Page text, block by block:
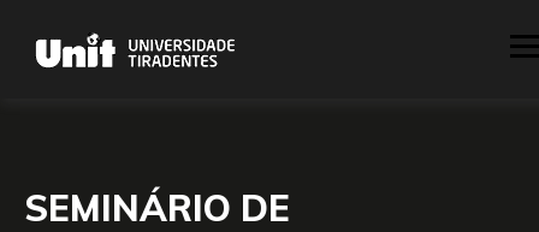
SEMINÁRIO DE